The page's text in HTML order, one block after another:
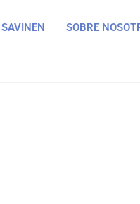
SAVINEN SOBRE